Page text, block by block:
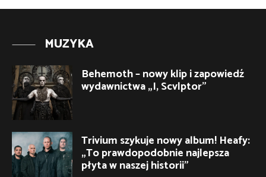
MUZYKA
Behemoth – nowy klip i zapowiedź
wydawnictwa „I, Scvlptor”
Trivium szykuje nowy album! Heafy:
„To prawdopodobnie najlepsza
płyta w naszej historii”